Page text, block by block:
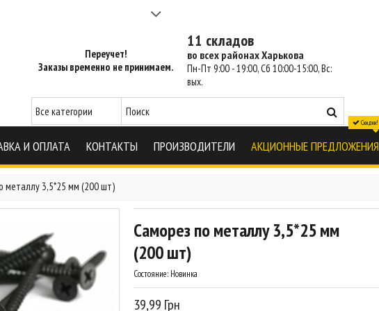
3 часа - SM Харьков
Переучет!
Заказы временно не принимаем.
11 складов
во всех районах Харькова
Пн-Пт 9:00 - 19:00, Сб 10:00-15:00, Вс:
вых.
И ОПЛАТА КОНТАКТЫ ПРОИЗВОДИТЕЛИ АКЦИОННЫЕ ПРЕДЛОЖЕНИЯ
Скидки!
металлу 3,5*25 мм (200 шт)
Саморез по металлу 3,5*25 мм
(200 шт)
Состояние: Новинка
39,99 Грн